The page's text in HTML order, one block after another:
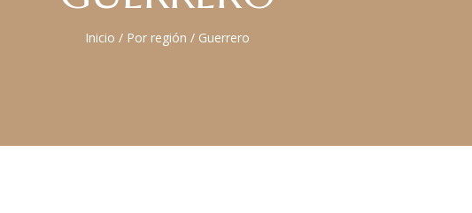
Inicio / Por región / Guerrero